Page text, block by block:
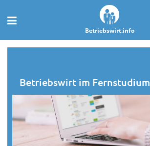
Betriebswirt.info
Betriebswirt im Fernstudium